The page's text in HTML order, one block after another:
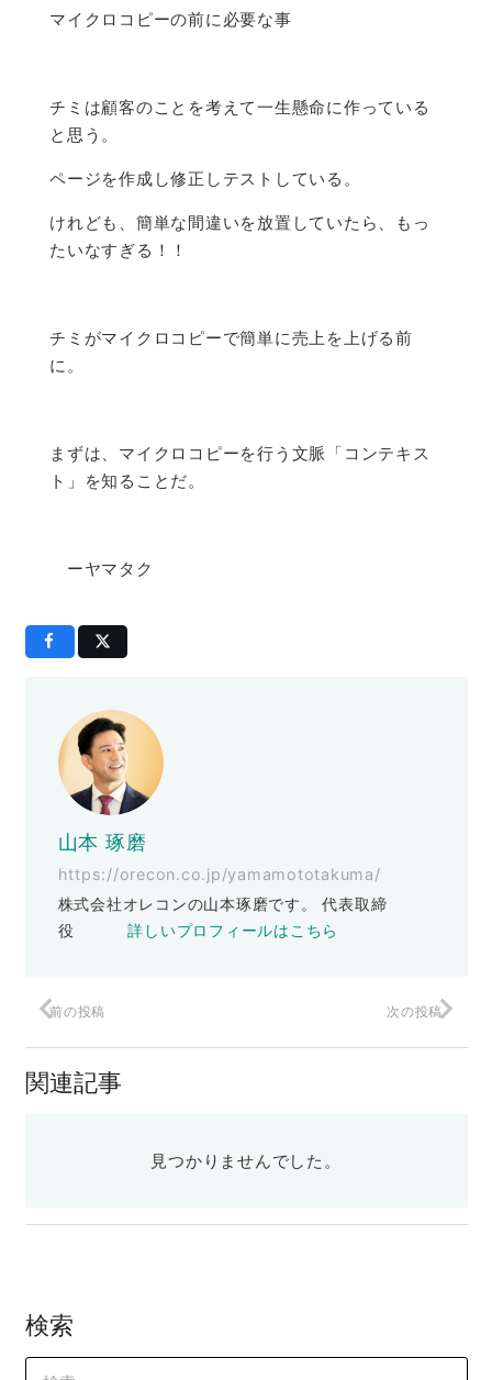
マイクロコピーの前に必要な事
チミは顧客のことを考えて一生懸命に作っている
と思う。
ページを作成し修正しテストしている。
けれども、簡単な間違いを放置していたら、もっ
たいなすぎる！！
チミがマイクロコピーで簡単に売上を上げる前
に。
まずは、マイクロコピーを行う文脈「コンテキス
ト」を知ることだ。
ーヤマタク
山本 琢磨
https://orecon.co.jp/yamamototakuma/
株式会社オレコンの山本琢磨です。 代表取締
役詳しいプロフィールはこちら
前の投稿 次の投稿
関連記事
見つかりませんでした。
検索